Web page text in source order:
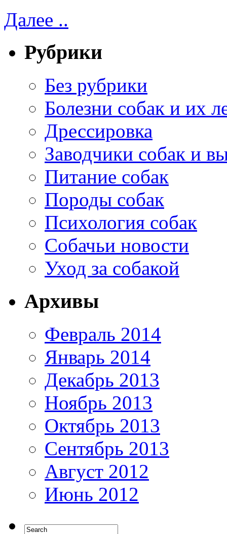
Далее ..
Рубрики
Без рубрики
Болезни собак и их
Дрессировка
Заводчики собак и
Питание собак
Породы собак
Психология собак
Собачьи новости
Уход за собакой
Архивы
Февраль 2014
Январь 2014
Декабрь 2013
Ноябрь 2013
Октябрь 2013
Сентябрь 2013
Август 2012
Июнь 2012